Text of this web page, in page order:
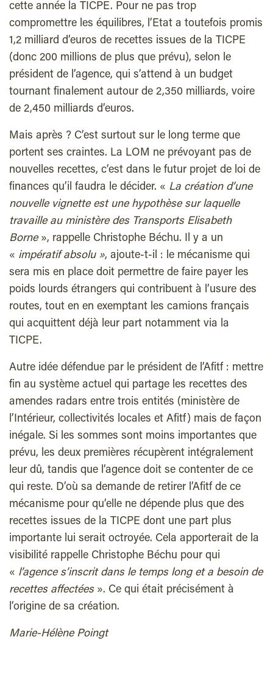
cette année la TICPE. Pour ne pas trop
compromettre les équilibres, l’Etat a toutefois promis
1,2 milliard d’euros de recettes issues de la TICPE
(donc 200 millions de plus que prévu), selon le
président de l’agence, qui s’attend à un budget
tournant finalement autour de 2,350 milliards, voire
de 2,450 milliards d’euros.
Mais après ? C’est surtout sur le long terme que
portent ses craintes. La LOM ne prévoyant pas de
nouvelles recettes, c’est dans le futur projet de loi de
finances qu’il faudra le décider. « La création d’une
nouvelle vignette est une hypothèse sur laquelle
travaille au ministère des Transports Elisabeth
Borne», rappelle Christophe Béchu. Il y a un
« impératif absolu », ajoute-t-il : le mécanisme qui
sera mis en place doit permettre de faire payer les
poids lourds étrangers qui contribuent à l’usure des
routes, tout en en exemptant les camions français
qui acquittent déjà leur part notamment via la
TICPE.
Autre idée défendue par le président de l’Afitf : mettre
fin au système actuel qui partage les recettes des
amendes radars entre trois entités (ministère de
l’Intérieur, collectivités locales et Afitf) mais de façon
inégale. Si les sommes sont moins importantes que
prévu, les deux premières récupèrent intégralement
leur dû, tandis que l’agence doit se contenter de ce
qui reste. D’où sa demande de retirer l’Afitf de ce
mécanisme pour qu’elle ne dépende plus que des
recettes issues de la TICPE dont une part plus
importante lui serait octroyée. Cela apporterait de la
visibilité rappelle Christophe Béchu pour qui
« l’agence s’inscrit dans le temps long et a besoin de
recettes affectées ». Ce qui était précisément à
l’origine de sa création.
Marie-Hélène Poingt